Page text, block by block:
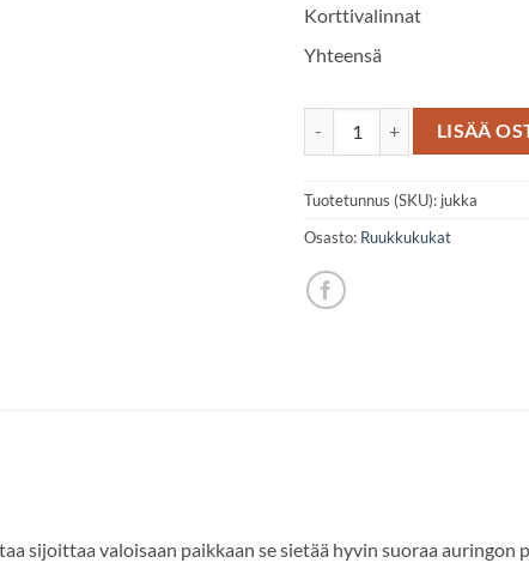
Korttivalinnat
Yhteensä
Jukkapalmu määräLISÄÄ
Tuotetunnus (SKU): jukka
Osasto: Ruukkukukat
sijoittaa valoisaan paikkaan se sietää hyvin suoraa